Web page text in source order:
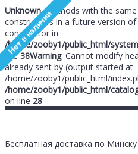
Unknown: Methods with the
constructors in a future version
constructor in
/home/zooby1/public_html/
line38Warning: Cannot modify
already sent by (output started at
/home/zooby1/public_html/
/home/zooby1/public_html/
on line 28
Бесплатная доставка по